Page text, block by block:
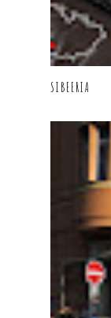
SIBEERIA